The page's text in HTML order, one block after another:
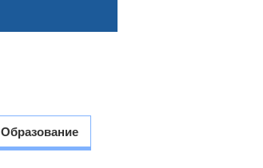
Образование